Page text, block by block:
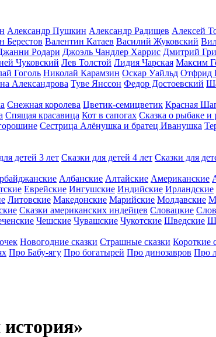
Александр Пушкин Александр Радищев Алексей
Берестов Валентин Катаев Василий Жуковский
Родари Джоэль Чандлер Харрис Дмитрий
Чуковский Лев Толстой Лидия Чарская Максим
Гоголь Николай Карамзин Оскар Уайльд Отфрид
Александрова Туве Янссон Федор Достоевский
Снежная королева Цветик-семицветик Красная
Спящая красавица Кот в сапогах Сказка о рыбаке и
Сестрица Алёнушка и братец Иванушка
детей 3 лет Сказки для детей 4 лет Сказки для
Албанские Алтайские Американские
Еврейские Ингушские Индийские Ирландские
Литовские Македонские Марийские Молдавские
Сказки американских индейцев Словацкие
Чешские Чувашские Чукотские Шведские
Новогодние сказки Страшные сказки Короткие
Про Бабу-ягу Про богатырей Про динозавров Про